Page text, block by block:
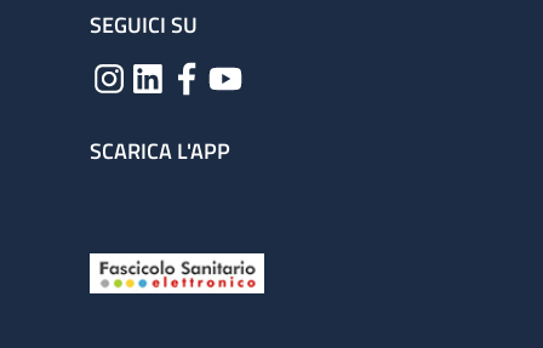
SEGUICI SU
SCARICA L'APP